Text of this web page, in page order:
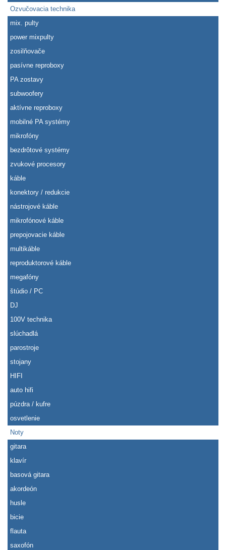
Ozvučovacia technika
mix. pulty
power mixpulty
zosilňovače
pasívne reproboxy
PA zostavy
subwoofery
aktívne reproboxy
mobilné PA systémy
mikrofóny
bezdrôtové systémy
zvukové procesory
káble
konektory / redukcie
nástrojové káble
mikrofónové káble
prepojovacie káble
multikáble
reproduktorové káble
megafóny
štúdio / PC
DJ
100V technika
slúchadlá
parostroje
stojany
HIFI
auto hifi
púzdra / kufre
osvetlenie
Noty
gitara
klavír
basová gitara
akordeón
husle
bicie
flauta
saxofón